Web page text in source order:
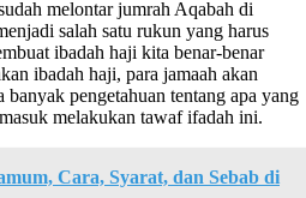
melontar jumrah Aqabah di
salah satu rukun yang harus
ibadah haji kita benar-benar
ibadah haji, para jamaah akan
pengetahuan tentang apa yang
melakukan tawaf ifadah ini.
Cara, Syarat, dan Sebab di